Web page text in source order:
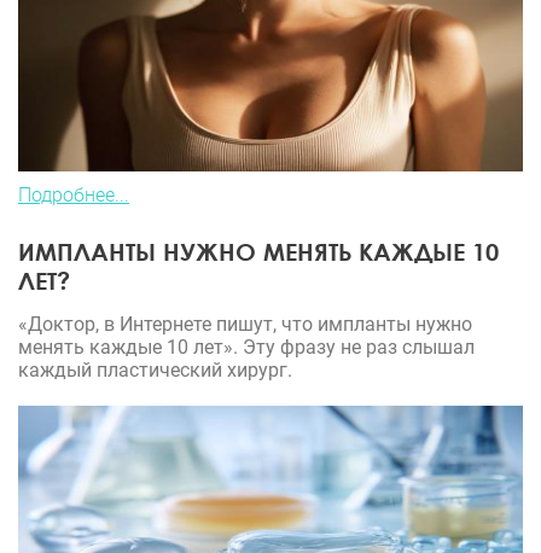
Подробнее...
ИМПЛАНТЫ НУЖНО МЕНЯТЬ КАЖДЫЕ 10
ЛЕТ?
«Доктор, в Интернете пишут, что импланты нужно
менять каждые 10 лет». Эту фразу не раз слышал
каждый пластический хирург.